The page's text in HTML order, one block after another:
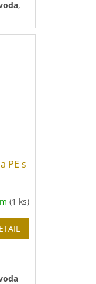
,
PE s
(1 ks)